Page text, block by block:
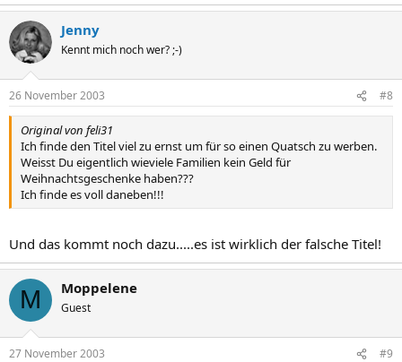
Jenny
Kennt mich noch wer? ;-)
26 November 2003 #8
Original von feli31
Ich finde den Titel viel zu ernst um für so einen Quatsch zu werben.
Weisst Du eigentlich wieviele Familien kein Geld für
Weihnachtsgeschenke haben???
Ich finde es voll daneben!!!
Und das kommt noch dazu.....es ist wirklich der falsche Titel!
M Moppelene
Guest
27 November 2003 #9